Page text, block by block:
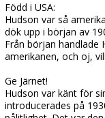
Född i USA:
Hudson var så
dök upp i början av
Från början handlade
amerikanen, och oj,
Ge Järnet!
Hudson var känt för
introducerades på